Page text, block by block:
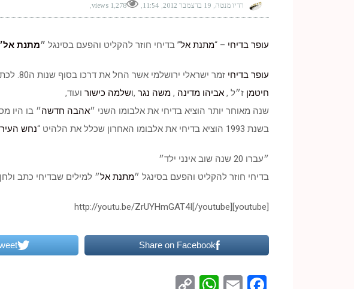
רדיו מנטה 19 בדצמבר 2012 11:54
1,278 views
עופר בדיחי – “מתנת אל” בדיחי חוזר להקליט והפעם בסינגל ״מתנת
עופר בדיחי זמר ישראלי ירושלמי אשר החל את דרכו בסוף שנות ה80. לכתיבת אלבומו הראשון אשר יצא לאור בשנת 1989 נרתמו כותבים מרכזיים בז׳אנר המזרחי כגון ,
חיטמן ז״ל , אביהו מדינה , משה נגר ,ושלמה כישור ועוד,
שנה מאוחר יותר הוציא בדיחי את אלבומו השני ״אהבה חדשה״ בו היו
בשנת 1993 הוציא בדיחי את אלבומו האחרון שכלל את הלהיט “
נחש העיר
״עברו 20 שנה שוב אינני ילד״
בדיחי חוזר להקליט והפעם בסינגל ״מתנת אל״ למילים שבדיחי כתב
[youtube]http://youtu.be/ZrUYHmGAT4I[/youtube]
Share on Facebook